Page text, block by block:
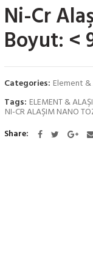
Ni-Cr
Boyut: <
Categories: Element
Tags: ELEMENT &
NI-CR ALAŞIM NANO
Share